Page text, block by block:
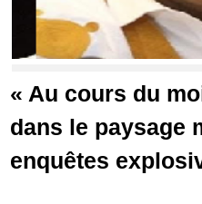
« Au cours du
dans le paysage
enquêtes